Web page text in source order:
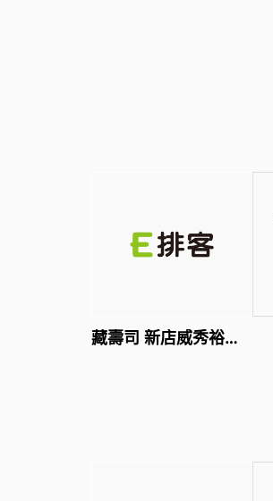
藏壽司 新店威秀裕隆店